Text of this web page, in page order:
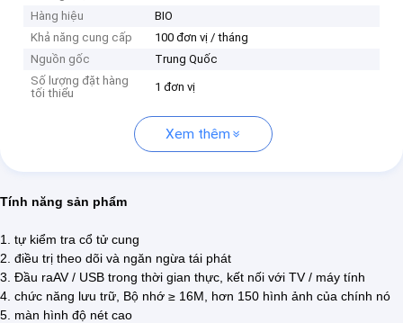
Hàng hiệu
BIO
Khả năng cung cấp
100 đơn vị / tháng
Nguồn gốc
Trung Quốc
Số lượng đặt hàng
tối thiểu
1 đơn vị
Xem thêm
Tính năng sản phẩm
1. tự kiểm tra cổ tử cung
2. điều trị theo dõi và ngăn ngừa tái phát
3. Đầu raAV / USB trong thời gian thực, kết nối với TV / máy tính
4. chức năng lưu trữ, Bộ nhớ ≥ 16M, hơn 150 hình ảnh của chính nó
5. màn hình độ nét cao